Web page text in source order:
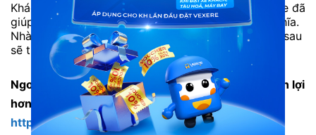
Khách hàng B. Mạnh: “Cảm ơn Hava Sapa và Vexere đã
giúp mình có chuyến công tác Sapa vui vẻ và ý nghĩa.
Nhà xe rất đúng giờ , tài xế vui tính, nhiệt tình. Lần sau
sẽ tiếp tục ủng hộ Hava Sapa.”
Ngoài ra, hành khách có thể trải nghiệm đặt vé tiện lợi
hơn với nhiều ưu đãi trên app VEXERE:
https://vexere.page.link/blog